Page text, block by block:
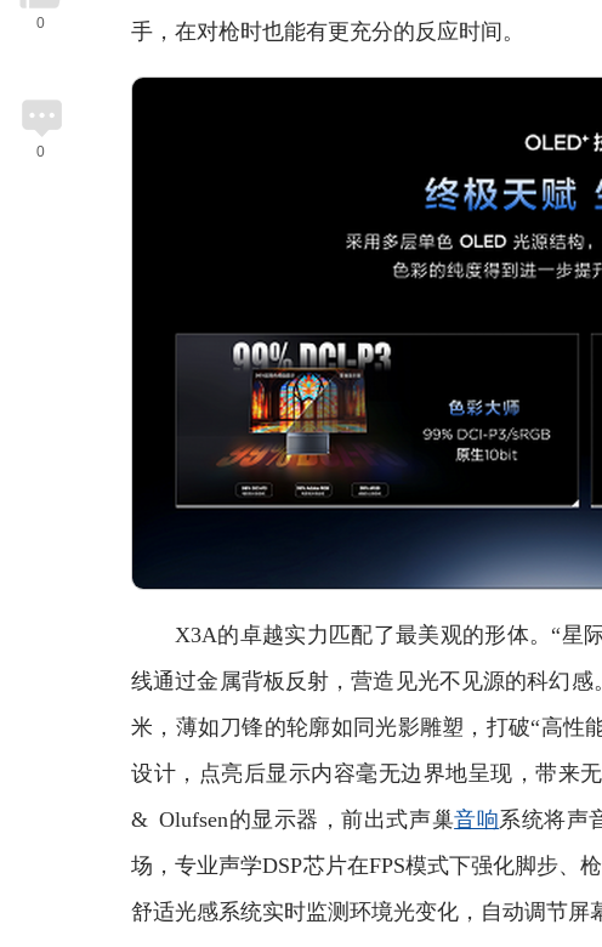
手，在对枪时也能有更充分的反应时间。
X3A的卓越实力匹配了最美观的形体。“星
线通过金属背板反射，营造见光不见源的科幻
米，薄如刀锋的轮廓如同光影雕塑，打破“高性
设计，点亮后显示内容毫无边界地呈现，带来
& Olufsen的显示器，前出式声巢音响系统将声
场，专业声学DSP芯片在FPS模式下强化脚步、
舒适光感系统实时监测环境光变化，自动调节屏
0
0